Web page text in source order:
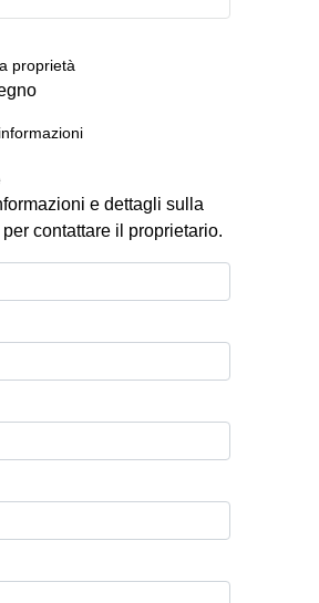
proprietà
e dettagli sulla
contattare il proprietario.